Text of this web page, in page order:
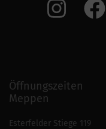
Öffnungszeiten
Meppen
Esterfelder Stiege 119